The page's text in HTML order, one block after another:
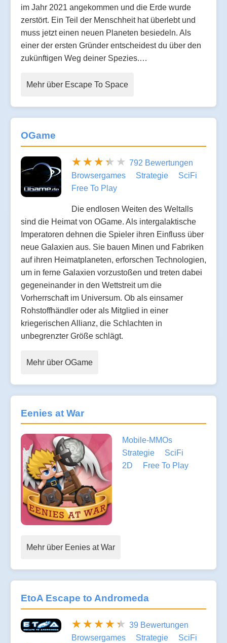
im Jahr 2021 angekommen und die Erde wurde
zerstört. Ein Teil der Menschheit hat überlebt und
muss jetzt einen neuen Planeten besiedeln. Als
einer der ersten Gründer entscheidest du über den
zukünftigen Weg deiner Spezies.…
Mehr über Escape To Space
OGame
792 Bewertungen
Browsergames
Strategie
SciFi
Free To Play
Die endlosen Weiten des Weltalls
sind die Heimat von OGame. Als intergalaktische
Imperatoren dehnen die Spieler ihren Einfluss über
neue Galaxien aus. Sie bauen Minen und Fabriken
auf ihren Heimatplaneten, erforschen Technologien,
um in ferne Galaxien vorzustoßen und treten dabei
gegeneinander in den Wettstreit um die
Vorherrschaft im Universum. Ob als einsamer
Rohstoffhändler oder als Mitglied in einer
kriegerischen Allianz, die Schlachten in
unbegrenzter Größe schlägt.
Mehr über OGame
Eenies at War
Mobile-MMOs
Strategie
SciFi
2D
Free To Play
Mehr über Eenies at War
EtoA Escape to Andromeda
39 Bewertungen
Browsergames
Strategie
SciFi